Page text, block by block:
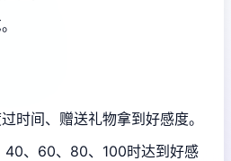
时间、赠送礼物拿到好感度。
40、60、80、100时达到好感